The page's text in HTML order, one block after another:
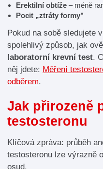
Erektilní obtíže– méně
Pocit „ztráty formy"
Pokud na sobě sledujete
spolehlivý způsob, jak
laboratorní krevní test.
něj jdete: Měření
odběrem.
Jak přirozeně
testosteronu
Klíčová zpráva: průběh
testosteronu lze výrazně
osud.